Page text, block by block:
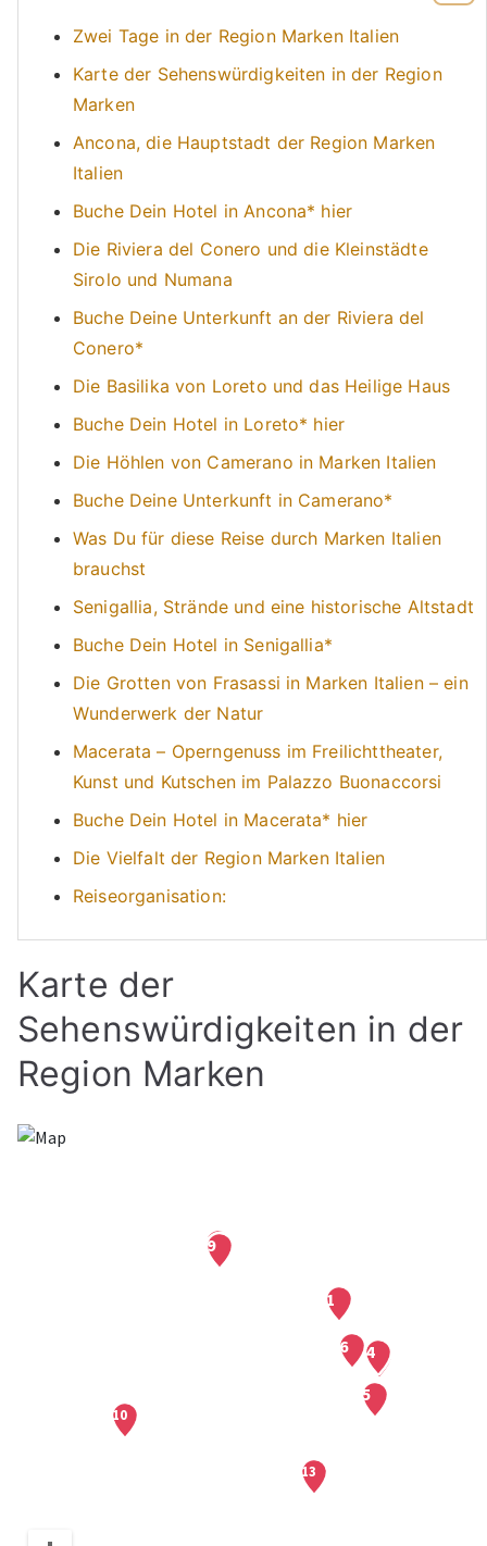
Zwei Tage in der Region Marken Italien
Karte der Sehenswürdigkeiten in der Region
Marken
Ancona, die Hauptstadt der Region Marken
Italien
Buche Dein Hotel in Ancona* hier
Die Riviera del Conero und die Kleinstädte
Sirolo und Numana
Buche Deine Unterkunft an der Riviera del
Conero*
Die Basilika von Loreto und das Heilige Haus
Buche Dein Hotel in Loreto* hier
Die Höhlen von Camerano in Marken Italien
Buche Deine Unterkunft in Camerano*
Was Du für diese Reise durch Marken Italien
brauchst
Senigallia, Strände und eine historische Altstadt
Buche Dein Hotel in Senigallia*
Die Grotten von Frasassi in Marken Italien – ein
Wunderwerk der Natur
Macerata – Operngenuss im Freilichttheater,
Kunst und Kutschen im Palazzo Buonaccorsi
Buche Dein Hotel in Macerata* hier
Die Vielfalt der Region Marken Italien
Reiseorganisation:
Karte der
Sehenswürdigkeiten in der
Region Marken